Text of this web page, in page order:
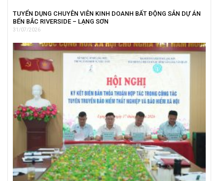
TUYỂN DỤNG CHUYÊN VIÊN KINH DOANH BẤT ĐỘNG SẢN DỰ ÁN
BẾN BẮC RIVERSIDE – LẠNG SƠN
31/07/2026